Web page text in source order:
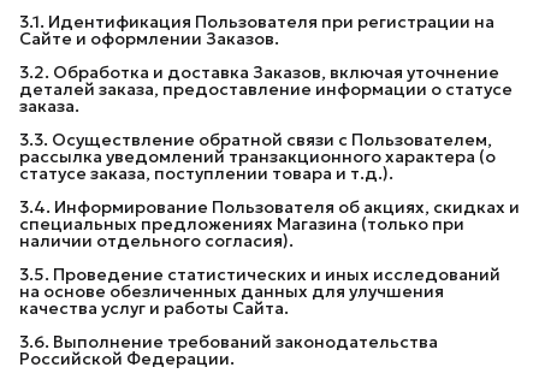
3.1. Идентификация Пользователя при регистрации на
Сайте и оформлении Заказов.
3.2. Обработка и доставка Заказов, включая уточнение
деталей заказа, предоставление информации о статусе
заказа.
3.3. Осуществление обратной связи с Пользователем,
рассылка уведомлений транзакционного характера (о
статусе заказа, поступлении товара и т.д.).
3.4. Информирование Пользователя об акциях, скидках и
специальных предложениях Магазина (только при
наличии отдельного согласия).
3.5. Проведение статистических и иных исследований
на основе обезличенных данных для улучшения
качества услуг и работы Сайта.
3.6. Выполнение требований законодательства
Российской Федерации.